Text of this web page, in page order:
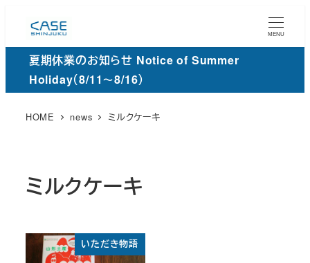
ン
MENU
夏期休業のお知らせ Notice of Summer
Holiday（8/11～8/16）
HOME news ミルクケーキ
ミルクケーキ
いただき物語